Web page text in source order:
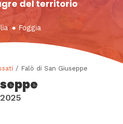
del territorio
● Foggia
/ Falò di San Giuseppe